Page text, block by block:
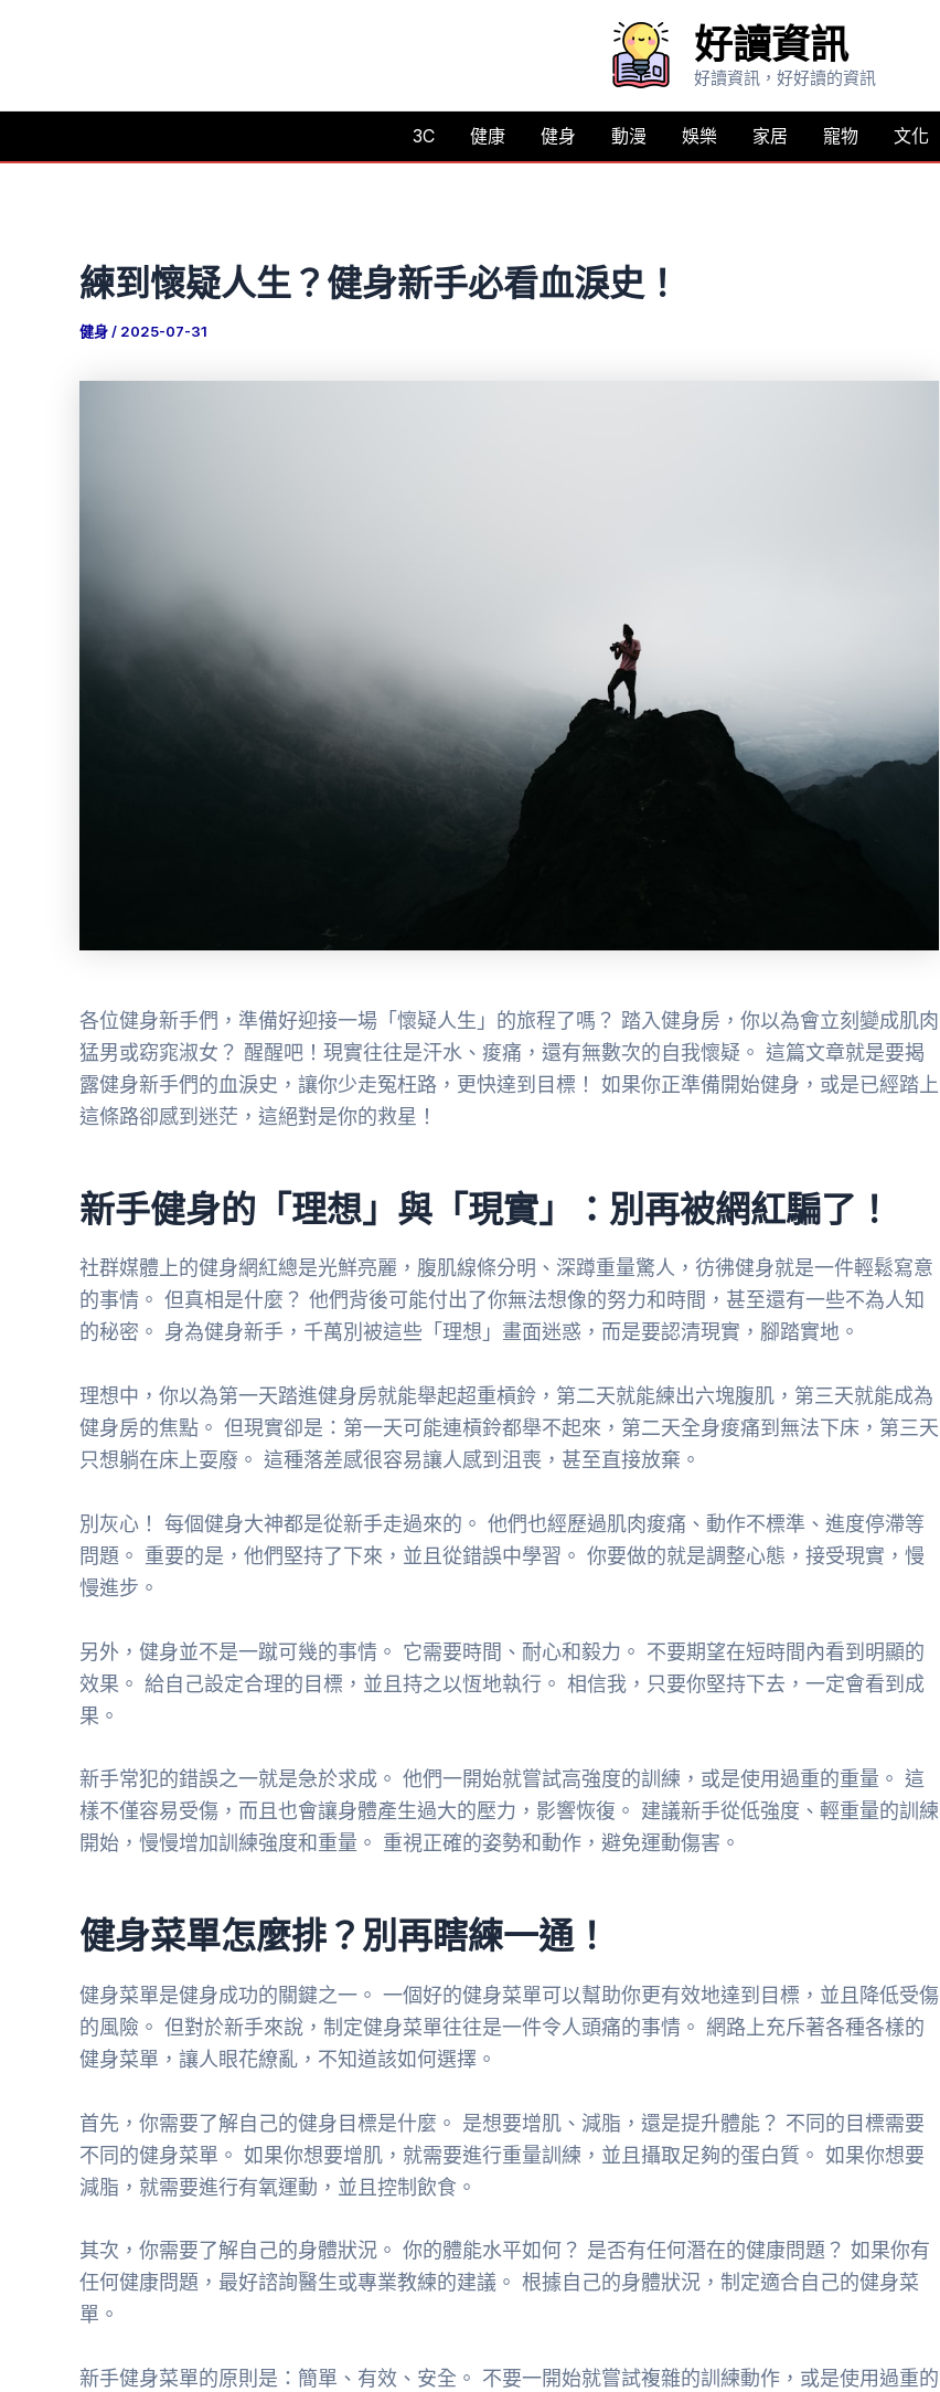
要
好讀資訊
好讀資訊，好好讀的資訊
3C 健康 健身 動漫 娛樂 家居 寵物 文化
練到懷疑人生？健身新手必看血淚史！
健身/ 2025-07-31
各位健身新手們，準備好迎接一場「懷疑人生」的旅程了嗎？ 踏入健身房，你以為會立刻變成肌肉
猛男或窈窕淑女？ 醒醒吧！現實往往是汗水、痠痛，還有無數次的自我懷疑。 這篇文章就是要揭
露健身新手們的血淚史，讓你少走冤枉路，更快達到目標！ 如果你正準備開始健身，或是已經踏上
這條路卻感到迷茫，這絕對是你的救星！
新手健身的「理想」與「現實」：別再被網紅騙了！
社群媒體上的健身網紅總是光鮮亮麗，腹肌線條分明、深蹲重量驚人，彷彿健身就是一件輕鬆寫意
的事情。 但真相是什麼？ 他們背後可能付出了你無法想像的努力和時間，甚至還有一些不為人知
的秘密。 身為健身新手，千萬別被這些「理想」畫面迷惑，而是要認清現實，腳踏實地。
理想中，你以為第一天踏進健身房就能舉起超重槓鈴，第二天就能練出六塊腹肌，第三天就能成為
健身房的焦點。 但現實卻是：第一天可能連槓鈴都舉不起來，第二天全身痠痛到無法下床，第三天
只想躺在床上耍廢。 這種落差感很容易讓人感到沮喪，甚至直接放棄。
別灰心！ 每個健身大神都是從新手走過來的。 他們也經歷過肌肉痠痛、動作不標準、進度停滯等
問題。 重要的是，他們堅持了下來，並且從錯誤中學習。 你要做的就是調整心態，接受現實，慢
慢進步。
另外，健身並不是一蹴可幾的事情。 它需要時間、耐心和毅力。 不要期望在短時間內看到明顯的
效果。 給自己設定合理的目標，並且持之以恆地執行。 相信我，只要你堅持下去，一定會看到成
果。
新手常犯的錯誤之一就是急於求成。 他們一開始就嘗試高強度的訓練，或是使用過重的重量。 這
樣不僅容易受傷，而且也會讓身體產生過大的壓力，影響恢復。 建議新手從低強度、輕重量的訓練
開始，慢慢增加訓練強度和重量。 重視正確的姿勢和動作，避免運動傷害。
健身菜單怎麼排？別再瞎練一通！
健身菜單是健身成功的關鍵之一。 一個好的健身菜單可以幫助你更有效地達到目標，並且降低受傷
的風險。 但對於新手來說，制定健身菜單往往是一件令人頭痛的事情。 網路上充斥著各種各樣的
健身菜單，讓人眼花繚亂，不知道該如何選擇。
首先，你需要了解自己的健身目標是什麼。 是想要增肌、減脂，還是提升體能？ 不同的目標需要
不同的健身菜單。 如果你想要增肌，就需要進行重量訓練，並且攝取足夠的蛋白質。 如果你想要
減脂，就需要進行有氧運動，並且控制飲食。
其次，你需要了解自己的身體狀況。 你的體能水平如何？ 是否有任何潛在的健康問題？ 如果你有
任何健康問題，最好諮詢醫生或專業教練的建議。 根據自己的身體狀況，制定適合自己的健身菜
單。
新手健身菜單的原則是：簡單、有效、安全。 不要一開始就嘗試複雜的訓練動作，或是使用過重的